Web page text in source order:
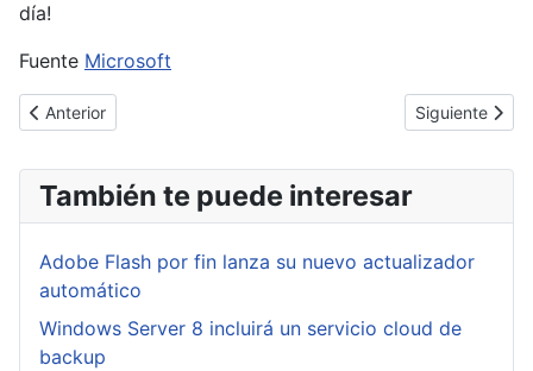
día!
Fuente Microsoft
Artículo anterior: Linux Foundation ofrecerá el curso
Anterior Artículo
Siguiente
También te puede interesar
Adobe Flash por fin lanza su nuevo actualizador
automático
Windows Server 8 incluirá un servicio cloud de
backup